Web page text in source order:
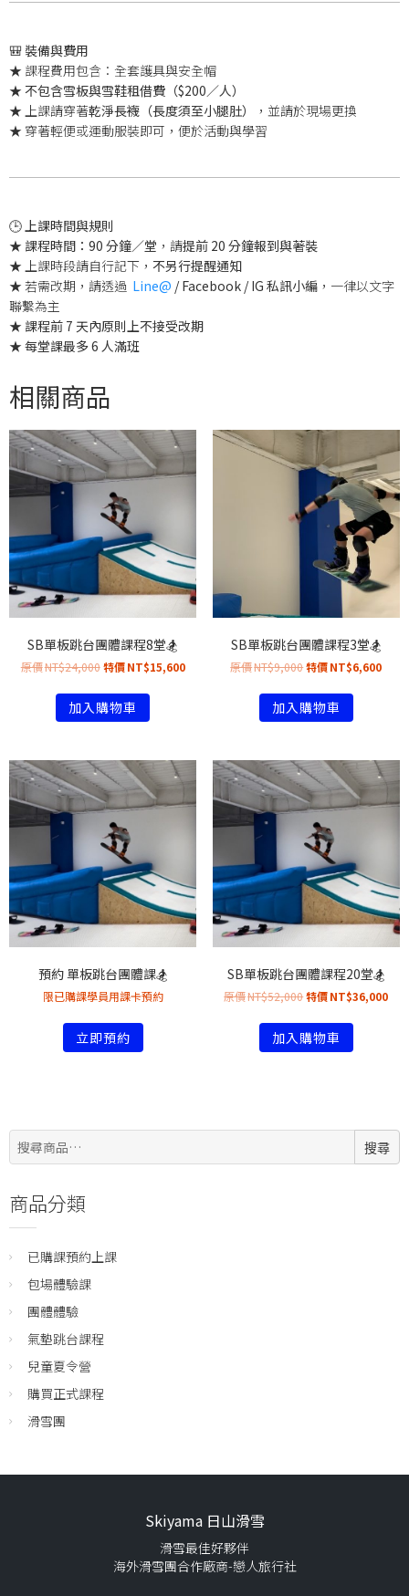
🎒 裝備與費用
★ 課程費用包含：全套護具與安全帽
★ 不包含雪板與雪鞋租借費（$200／人）
★ 上課請穿著乾淨長襪（長度須至小腿肚）
，並請於現場更換
★ 穿著輕便或運動服裝即可，便於活動與學習
🕒上課時間與規則
★ 課程時間：90 分鐘／堂 ，請提前 20 分鐘報到與著裝
★ 上課時段請自行記下， 不另行提醒通知
★ 若需改期，請透過 Line@ / Facebook / IG 私訊小編 ，一律以文字
聯繫為主
★ 課程前 7 天內原則上不接受改期
★ 每堂課最多 6 人滿班
相關商品
SB單板跳台團體課程8堂🏂
NT$24,000 NT$15,600
加入購物車
SB單板跳台團體課程3堂🏂
NT$9,000 NT$6,600
加入購物車
預約 單板跳台團體課🏂
限已購課學員用課卡預約
立即預約
SB單板跳台團體課程20堂🏂
NT$52,000 NT$36,000
加入購物車
搜
尋:
搜尋
商品分類
已購課預約上課
包場體驗課
團體體驗
氣墊跳台課程
兒童夏令營
購買正式課程
滑雪團
Skiyama 日山滑雪
滑雪最佳好夥伴
海外滑雪團合作廠商-戀人旅行社